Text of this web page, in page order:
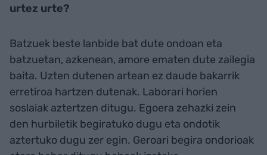
urtez urte?
Batzuek beste lanbide bat dute ondoan eta
batzuetan, azkenean, amore ematen dute zailegia
baita. Uzten dutenen artean ez daude bakarrik
erretiroa hartzen dutenak. Laborari horien
soslaiak aztertzen ditugu. Egoera zehazki zein
den hurbiletik begiratuko dugu eta ondotik
aztertuko dugu zer egin. Geroari begira ondorioak